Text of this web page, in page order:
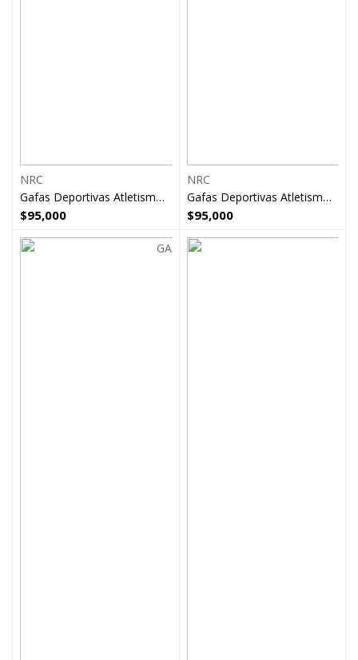
NRC
Gafas Deportivas Atletismo Ciclismo Amarillo Nrc
$95,000
NRC
Gafas Deportivas Atletismo Ciclismo Naranja Nrc
$95,000